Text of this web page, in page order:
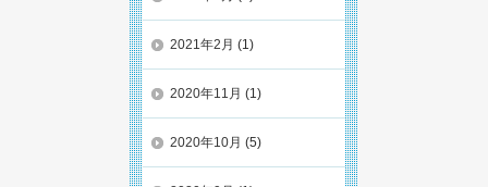
2021年2月 (1)
2020年11月 (1)
2020年10月 (5)